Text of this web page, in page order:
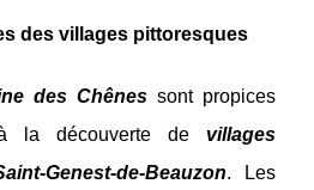
des villages pittoresques
des Chênes sont propices
découverte de villages
Genest-de-Beauzon. Les